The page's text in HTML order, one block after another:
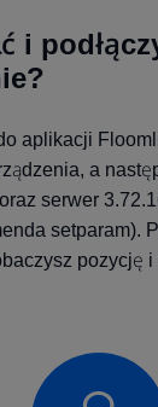
i
aplikacji
a
serwer
setparam).
pozycję